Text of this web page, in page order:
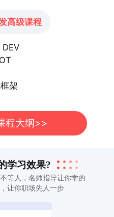
高级课程
DEV
架
程大纲>>
学习效果?
等人，名师指导让你学的
让你职场先人一步